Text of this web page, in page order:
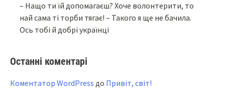
– Нащо ти їй допомагаєш? Хоче волонтерити, то
най сама ті торби тягає! – Такого я ще не бачила.
Ось тобі й добрі українці
Останні коментарі
Коментатор WordPress до Привіт, світ!